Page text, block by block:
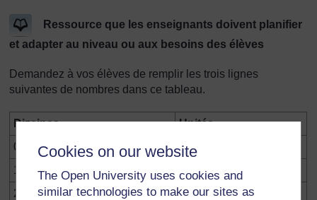
Cookies on our website
The Open University uses cookies and
similar technologies to make our sites as
Ressource que les enseignants doivent planifier
et adapter au niveau ou aux besoins des élèves
Demandez à vos élèves de remplir les trois lignes
suivantes de nombres dans ce tableau.
Dizaines
Unités
0
8
1
2
4